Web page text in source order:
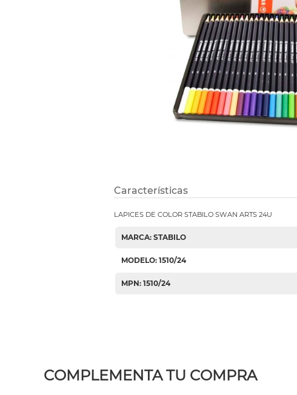
Ver
Refuerzos para
Ver
Ver
Características
LAPICES DE COLOR STABILO SWAN ARTS 24U
MARCA: STABILO
MODELO: 1510/24
MPN: 1510/24
COMPLEMENTA TU COMPRA